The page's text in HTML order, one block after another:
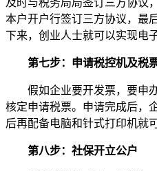
本户开户行签订三方协议，最
下来，创业人士就可以实现电
第七步：申请税控机及税
假如企业要开发票，要申办
核定申请税票。申请完成后，
后再配备电脑和针式打印机就
第八步：社保开立公户